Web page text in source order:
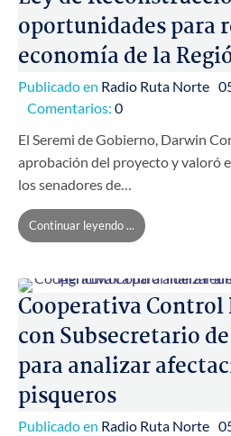
oportunidades para
economía de la
Publicado en Radio Ruta Norte
Comentarios: 0
El Seremi de Gobierno, Darwin
aprobación del proyecto y valoró
los senadores de…
Continuar leyendo ...
Cooperativa
con Subsecretario
para analizar
pisqueros
Publicado en Radio Ruta Norte